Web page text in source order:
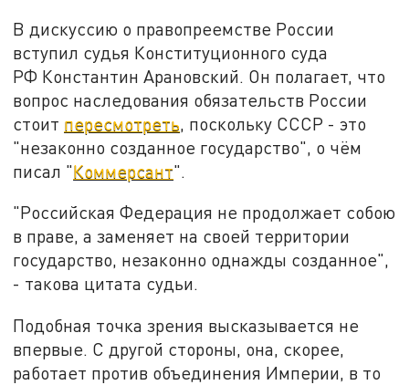
В дискуссию о правопреемстве России
вступил судья Конституционного суда
РФ Константин Арановский. Он полагает, что
вопрос наследования обязательств России
стоит пересмотреть, поскольку СССР - это
"незаконно созданное государство", о чём
писал "Коммерсант".
"Российская Федерация не продолжает собою
в праве, а заменяет на своей территории
государство, незаконно однажды созданное",
- такова цитата судьи.
Подобная точка зрения высказывается не
впервые. С другой стороны, она, скорее,
работает против объединения Империи, в то